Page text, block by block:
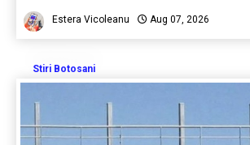
Estera Vicoleanu Aug 07, 2026
Stiri Botosani